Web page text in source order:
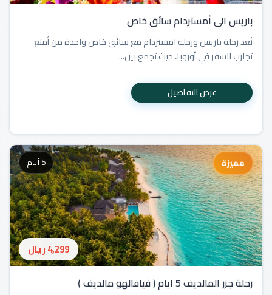
باريس الى أمستردام سائق خاص
تُعد رحلة باريس ورحلة امستردام مع سائق خاص واحدة من أمتع
تجارب السفر في أوروبا، حيث تجمع بين...
عرض التفاصيل
مميزة 5 أيام
4,299 ريال
رحلة جزر المالديف 5 ايام ( فیافالهو مالدیف )